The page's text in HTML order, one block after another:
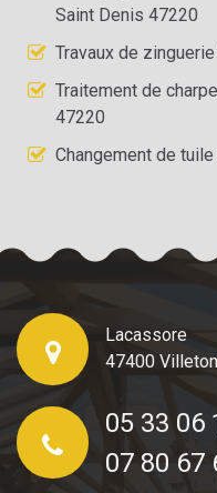
Saint Denis 47220
Travaux de
Traitement de
47220
Changement de
Lacassore
47400 Villeton
05 33 06
07 80 67